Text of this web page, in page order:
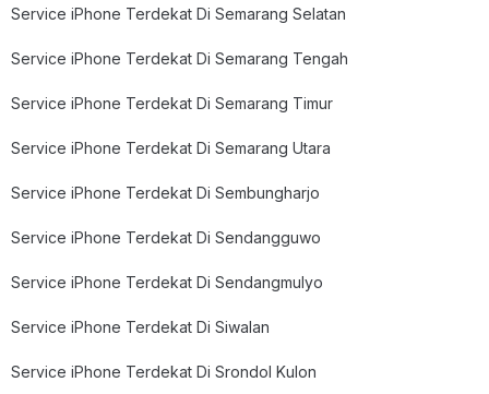
Service iPhone Terdekat Di Semarang Selatan
Service iPhone Terdekat Di Semarang Tengah
Service iPhone Terdekat Di Semarang Timur
Service iPhone Terdekat Di Semarang Utara
Service iPhone Terdekat Di Sembungharjo
Service iPhone Terdekat Di Sendangguwo
Service iPhone Terdekat Di Sendangmulyo
Service iPhone Terdekat Di Siwalan
Service iPhone Terdekat Di Srondol Kulon